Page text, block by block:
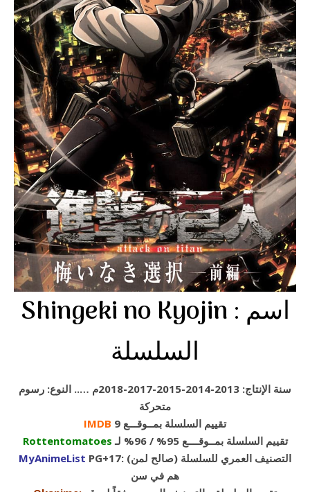
Shingeki no Kyojin : اسم
السلسلة
سنة الإنتاج: 2013-2014-2015-2017-2018م ….. النوع: رسوم
متحركة
IMDB
تقييم السلسلة بمــوقـــع 9
Rottentomatoes
تقييم السلسلة بمــوقــــع 95% / 96% لـ
MyAnimeList PG+17: (التصنيف العمري للسلسلة (صالح لمن
هم في سن